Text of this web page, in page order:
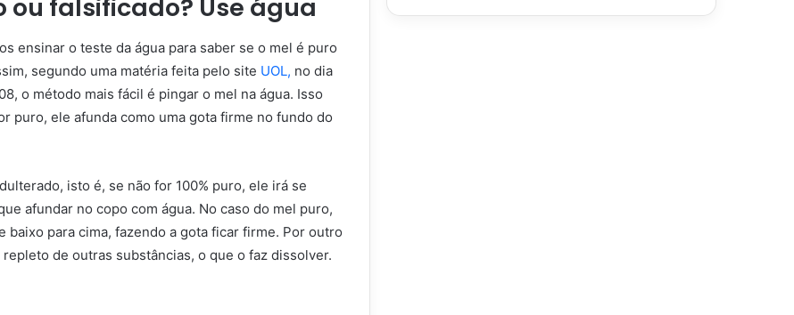
ou falsificado? Use água
ensinar o teste da água para saber se o mel é puro
segundo uma matéria feita pelo site UOL, no dia
o método mais fácil é pingar o mel na água. Isso
puro, ele afunda como uma gota firme no fundo do
isto é, se não for 100% puro, ele irá se
afundar no copo com água. No caso do mel puro,
baixo para cima, fazendo a gota ficar firme. Por outro
de outras substâncias, o que o faz dissolver.